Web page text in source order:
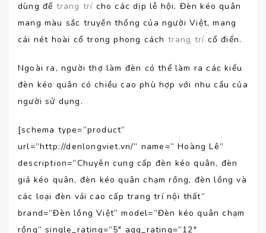
dùng để trang trí cho các dịp lễ hội. Đèn kéo quân
mang màu sắc truyền thống của người Việt, mang
cái nét hoài cổ trong phong cách trang trí cổ điển.
Ngoài ra, người thợ làm đèn có thể làm ra các kiểu
đèn kéo quân có chiều cao phù hợp với nhu cầu của
người sử dụng.
[schema type=”product”
url=”http://denlongviet.vn/” name=” Hoàng Lê”
description=”Chuyên cung cấp đèn kéo quân, đèn
giả kéo quân, đèn kéo quân chạm rồng, đèn lồng và
các loại đèn vải cao cấp trang trí nội thất”
brand=”Đèn lồng Việt” model=”Đèn kéo quân chạm
rồng” single_rating=”5″ agg_rating=”12″